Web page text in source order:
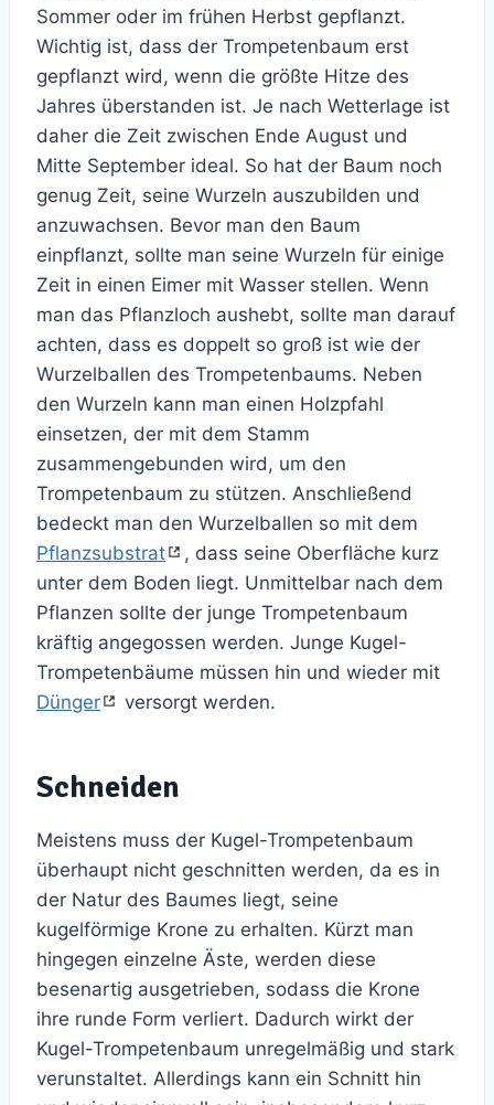
Sommer oder im frühen Herbst gepflanzt.
Wichtig ist, dass der Trompetenbaum erst
gepflanzt wird, wenn die größte Hitze des
Jahres überstanden ist. Je nach Wetterlage ist
daher die Zeit zwischen Ende August und
Mitte September ideal. So hat der Baum noch
genug Zeit, seine Wurzeln auszubilden und
anzuwachsen. Bevor man den Baum
einpflanzt, sollte man seine Wurzeln für einige
Zeit in einen Eimer mit Wasser stellen. Wenn
man das Pflanzloch aushebt, sollte man darauf
achten, dass es doppelt so groß ist wie der
Wurzelballen des Trompetenbaums. Neben
den Wurzeln kann man einen Holzpfahl
einsetzen, der mit dem Stamm
zusammengebunden wird, um den
Trompetenbaum zu stützen. Anschließend
bedeckt man den Wurzelballen so mit dem
Pflanzsubstrat
, dass seine Oberfläche kurz
unter dem Boden liegt. Unmittelbar nach dem
Pflanzen sollte der junge Trompetenbaum
kräftig angegossen werden. Junge Kugel-
Trompetenbäume müssen hin und wieder mit
Dünger
versorgt werden.
Schneiden
Meistens muss der Kugel-Trompetenbaum
überhaupt nicht geschnitten werden, da es in
der Natur des Baumes liegt, seine
kugelförmige Krone zu erhalten. Kürzt man
hingegen einzelne Äste, werden diese
besenartig ausgetrieben, sodass die Krone
ihre runde Form verliert. Dadurch wirkt der
Kugel-Trompetenbaum unregelmäßig und stark
verunstaltet. Allerdings kann ein Schnitt hin